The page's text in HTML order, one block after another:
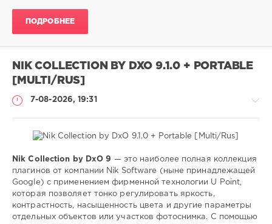
ПОДРОБНЕЕ
NIK COLLECTION BY DXO 9.1.0 + PORTABLE
[MULTI/RUS]
7-08-2026, 19:31
SamDel
12
0
Nik Collection by DxO 9 — это наиболее полная коллекция
плагинов от компании Nik Software (ныне принадлежащей
Google) с применением фирменной технологии U Point,
которая позволяет тонко регулировать яркость,
контрастность, насыщенность цвета и другие параметры
отдельных объектов или участков фотоснимка. С помощью